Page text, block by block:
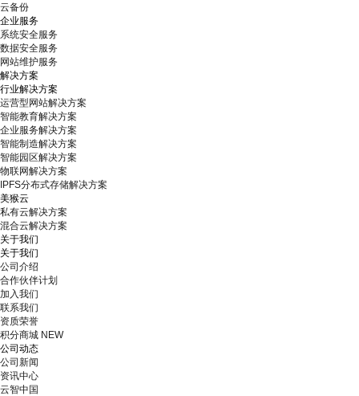
云备份
企业服务
系统安全服务
数据安全服务
网站维护服务
解决方案
行业解决方案
运营型网站解决方案
智能教育解决方案
企业服务解决方案
智能制造解决方案
智能园区解决方案
物联网解决方案
IPFS分布式存储解决方案
美猴云
私有云解决方案
混合云解决方案
关于我们
关于我们
公司介绍
合作伙伴计划
加入我们
联系我们
资质荣誉
积分商城 NEW
公司动态
公司新闻
资讯中心
云智中国